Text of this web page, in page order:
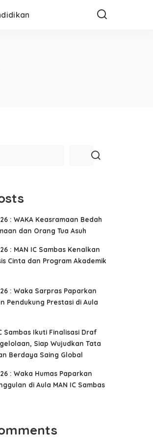
: WAKA Keasramaan Bedah
dan Orang Tua Asuh
: MAN IC Sambas Kenalkan
Cinta dan Program Akademik
: Waka Sarpras Paparkan
Pendukung Prestasi di Aula
Sambas Ikuti Finalisasi Draf
Siap Wujudkan Tata
Berdaya Saing Global
: Waka Humas Paparkan
di Aula MAN IC Sambas